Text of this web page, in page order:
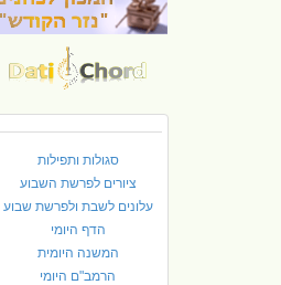
סגולות ותפילות
ציורים לפרשת השבוע
עלונים לשבת ולפרשת שבוע
הדף היומי
המשנה היומית
הרמב"ם היומי